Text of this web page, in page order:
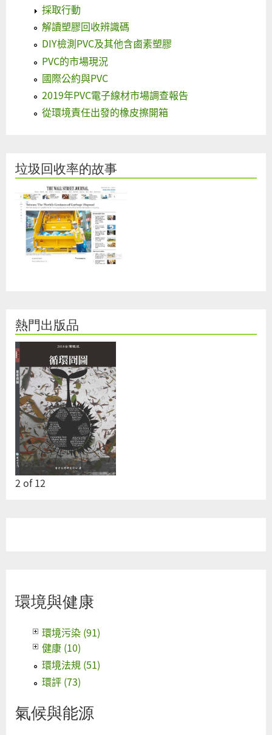
採取行動
解讀塑膠回收辨識碼
DIY檢測PVC及其他含鹵素塑膠
PVC的市場現況
國際公約與PVC
2019年PVC電子線材市場調查報告
從環境責任出發的橡皮擦開箱
垃圾回收率的故事
熱門出版品
2 of12
環境與健康
環境污染 (91)
健康 (10)
環境法規 (51)
環評 (73)
氣候與能源